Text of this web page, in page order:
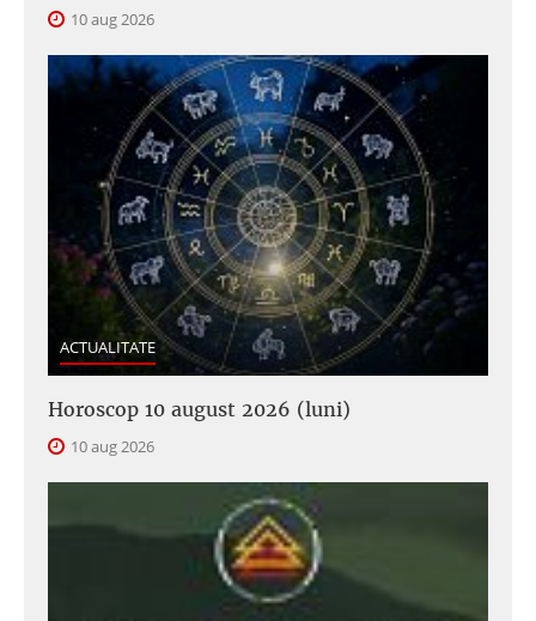
10 aug 2026
ACTUALITATE
Horoscop 10 august 2026 (luni)
10 aug 2026